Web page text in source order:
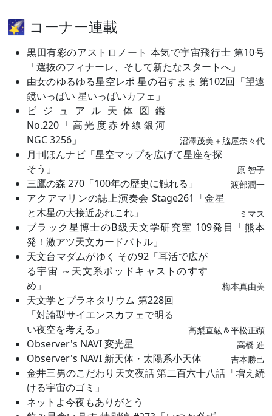
🌠 コーナー連載
黒田有彩のアストロノート 本気で宇宙飛行士 第10号
「選抜のフィナーレ、そして新たなスタートへ」
由女のゆるゆる星空レポ 星の召すまま 第102回「望遠
鏡いっぱい 星いっぱいカフェ」
ビジュアル天体図鑑
No.220「高光度赤外線銀河
NGC 3256」
沼澤茂美＋脇屋奈々代
月刊ほんナビ「星空マップを広げて星座を探
そう」
原 智子
三鷹の森 270「100年の歴史に触れる」 渡部潤一
アクアマリンの誌上演奏会 Stage261「金星
と木星の大接近あれこれ」
ミマス
ブラック星博士のB級天文学研究室 109発目「熊本
発！激アツ天文カードバトル」
天文台マダムがゆく その92「耳活で広が
る宇宙 ～天文系ポッドキャストのすす
め」
梅本真由美
天文学とプラネタリウム 第228回
「対論型サイエンスカフェで明る
い夜空を考える」
高梨直紘＆平松正顕
Observer's NAVI 変光星 高橋 進
Observer's NAVI 新天体・太陽系小天体 吉本勝己
金井三男のこだわり天文夜話 第二百六十八話「増え続
ける宇宙のゴミ」
ネットよ今夜もありがとう